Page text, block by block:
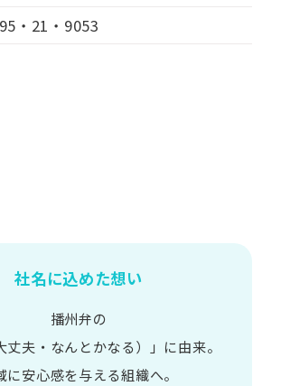
・21・9053
社名に込めた想い
播州弁の
丈夫・なんとかなる）」に​由来。
に​安心感を​与える​組織へ。